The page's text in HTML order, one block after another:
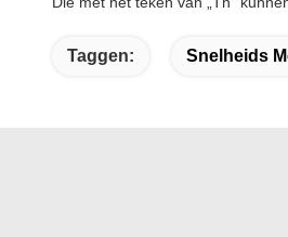
Taggen: Snelheids